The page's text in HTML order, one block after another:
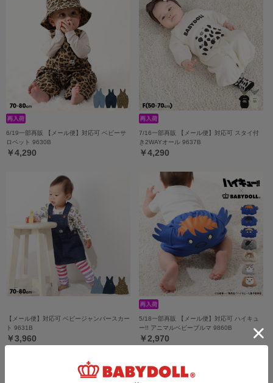
6/19一部再販 【メール便】対応可 ベビーサ
ロペット 9630B
￥4,290
7/16一部再販 【メール便】対応可 スタイ付
き2WAYオール 9637B
￥4,290
【メール便】対応可 ベビージャンパースカー
ト 9631B
￥3,960
5/18一部再販 【メール便】対応可 ハイキュ
ー!! アニマルベビーブルマ 9860B
￥2,970